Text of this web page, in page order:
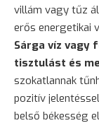
villám vagy tűz
erős energetikai
Sárga víz vagy
tisztulást és
szokatlannak
pozitív
belső békesség